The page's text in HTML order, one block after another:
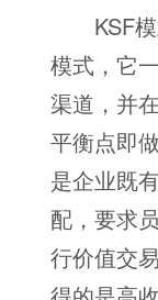
KSF
模式，它
渠道，并
平衡点即
是企业既
配，要求
行价值交